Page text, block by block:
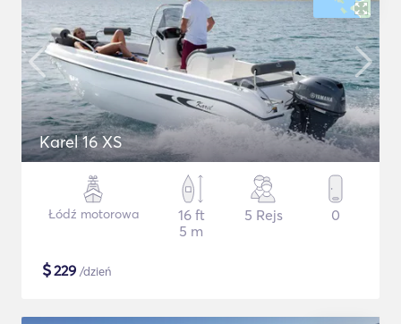
Karel 16 XS
Łódź motorowa
16 ft
5 m
5 Rejs 0
$229 /dzień